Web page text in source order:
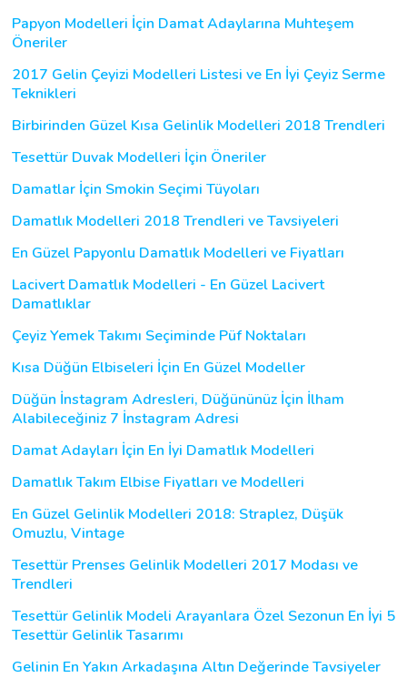
Papyon Modelleri İçin Damat Adaylarına Muhteşem
Öneriler
2017 Gelin Çeyizi Modelleri Listesi ve En İyi Çeyiz Serme
Teknikleri
Birbirinden Güzel Kısa Gelinlik Modelleri 2018 Trendleri
Tesettür Duvak Modelleri İçin Öneriler
Damatlar İçin Smokin Seçimi Tüyoları
Damatlık Modelleri 2018 Trendleri ve Tavsiyeleri
En Güzel Papyonlu Damatlık Modelleri ve Fiyatları
Lacivert Damatlık Modelleri - En Güzel Lacivert
Damatlıklar
Çeyiz Yemek Takımı Seçiminde Püf Noktaları
Kısa Düğün Elbiseleri İçin En Güzel Modeller
Düğün İnstagram Adresleri, Düğününüz İçin İlham
Alabileceğiniz 7 İnstagram Adresi
Damat Adayları İçin En İyi Damatlık Modelleri
Damatlık Takım Elbise Fiyatları ve Modelleri
En Güzel Gelinlik Modelleri 2018: Straplez, Düşük
Omuzlu, Vintage
Tesettür Prenses Gelinlik Modelleri 2017 Modası ve
Trendleri
Tesettür Gelinlik Modeli Arayanlara Özel Sezonun En İyi 5
Tesettür Gelinlik Tasarımı
Gelinin En Yakın Arkadaşına Altın Değerinde Tavsiyeler